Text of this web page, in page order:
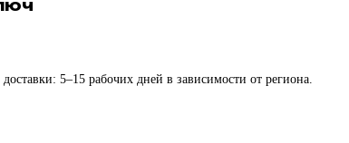
5–15 рабочих дней в зависимости от региона.